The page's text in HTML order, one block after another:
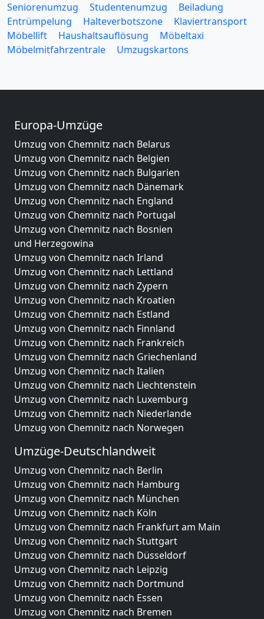
Seniorenumzug
Studentenumzug
Beiladung
Entrümpelung
Halteverbotszone
Klaviertransport
Möbellift
Haushaltsauflösung
Möbeltaxi
Möbelmitfahrzentrale
Umzugskartons
Europa-Umzüge
Umzug von Chemnitz nach Belarus
Umzug von Chemnitz nach Belgien
Umzug von Chemnitz nach Bulgarien
Umzug von Chemnitz nach Dänemark
Umzug von Chemnitz nach England
Umzug von Chemnitz nach Portugal
Umzug von Chemnitz nach Bosnien
und Herzegowina
Umzug von Chemnitz nach Irland
Umzug von Chemnitz nach Lettland
Umzug von Chemnitz nach Zypern
Umzug von Chemnitz nach Kroatien
Umzug von Chemnitz nach Estland
Umzug von Chemnitz nach Finnland
Umzug von Chemnitz nach Frankreich
Umzug von Chemnitz nach Griechenland
Umzug von Chemnitz nach Italien
Umzug von Chemnitz nach Liechtenstein
Umzug von Chemnitz nach Luxemburg
Umzug von Chemnitz nach Niederlande
Umzug von Chemnitz nach Norwegen
Umzüge-Deutschlandweit
Umzug von Chemnitz nach Berlin
Umzug von Chemnitz nach Hamburg
Umzug von Chemnitz nach München
Umzug von Chemnitz nach Köln
Umzug von Chemnitz nach Frankfurt am Main
Umzug von Chemnitz nach Stuttgart
Umzug von Chemnitz nach Düsseldorf
Umzug von Chemnitz nach Leipzig
Umzug von Chemnitz nach Dortmund
Umzug von Chemnitz nach Essen
Umzug von Chemnitz nach Bremen